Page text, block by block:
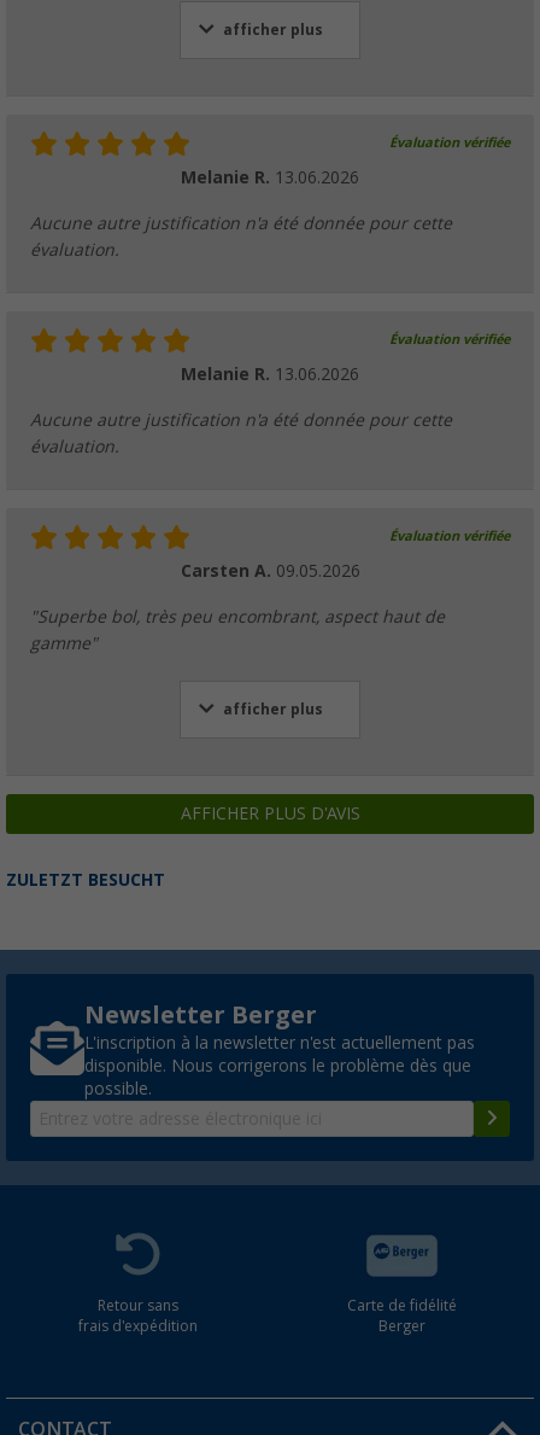
afficher plus
Évaluation vérifiée
Melanie R. 13.06.2026
Aucune autre justification n'a été donnée pour cette
évaluation.
Évaluation vérifiée
Melanie R. 13.06.2026
Aucune autre justification n'a été donnée pour cette
évaluation.
Évaluation vérifiée
Carsten A. 09.05.2026
"Superbe bol, très peu encombrant, aspect haut de
gamme"
afficher plus
AFFICHER PLUS D'AVIS
ZULETZT BESUCHT
Newsletter Berger
L'inscription à la newsletter n'est actuellement pas
disponible. Nous corrigerons le problème dès que
possible.
Retour sans
frais d'expédition
Carte de fidélité
Berger
CONTACT